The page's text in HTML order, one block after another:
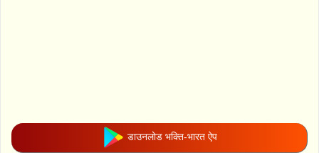
डाउनलोड भक्ति-भारत ऐप